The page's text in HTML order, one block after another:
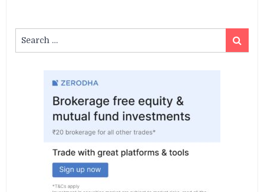
Search
for:
Search